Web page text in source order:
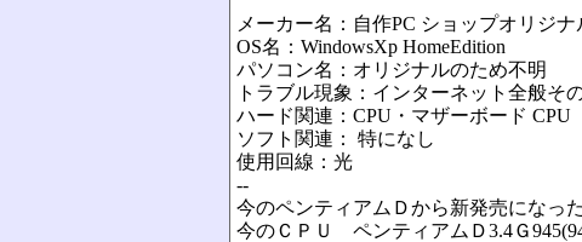
メーカー名：自作PC ショップオリジナ
OS名：WindowsXp HomeEdition
パソコン名：オリジナルのため不明
トラブル現象：インターネット全般そ
ハード関連：CPU・マザーボード CPU
ソフト関連： 特になし
使用回線：光
--
今のペンティアムＤから新発売になっ
今のＣＰＵ ペンティアムＤ3.4Ｇ